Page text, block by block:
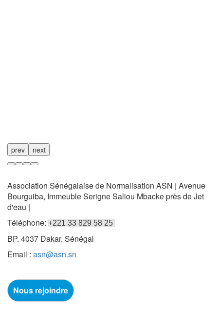
prev next
Association Sénégalaise de Normalisation ASN | Avenue
Bourguiba, Immeuble Serigne Saliou Mbacke près de Jet
d'eau |
Téléphone: +221 33 829 58 25
BP. 4037 Dakar, Sénégal
Email : asn@asn.sn
Nous rejoindre